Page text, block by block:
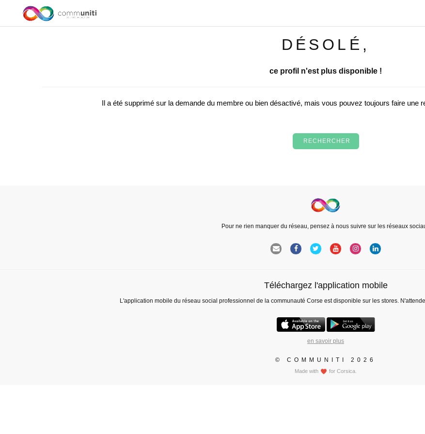
DÉSOLÉ,
ce profil n'est plus disponible !
Il a été supprimé sur la demande du membre ou bien désactivé, mais vous pouvez toujours faire une
RECHERCHER
Pour ne rien manquer du réseau, pensez à nous suivre sur les réseaux
Téléchargez l'application mobile
L'application mobile du réseau social professionnel de la communauté Corse est disponible sur les stores.
en savoir plus
© COMMUNITI 2026
Made with for Corsica.